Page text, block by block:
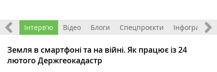
Інтерв'ю Відео Блоги Спецпроєкти Інфографіка
Земля в смартфоні та на війні. Як працює із 24
лютого Держгеокадастр